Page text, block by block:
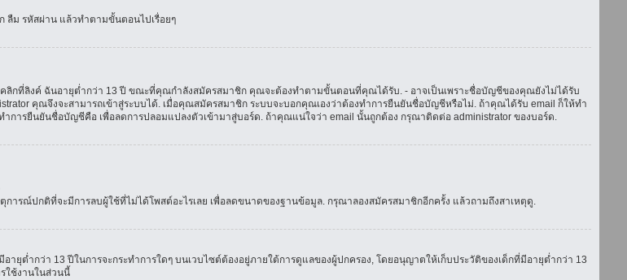
ลืม รหัสผ่าน แล้วทำตามขั้นตอนไปเรื่อยๆ
ลิกที่ลิงค์ ฉันอายุต่ำกว่า 13 ปี ขณะที่คุณกำลังสมัครสมาชิก คุณจะต้องทำตามขั้นตอนที่คุณได้รับ. - อาจเป็นเพราะชื่อบัญชีของคุณยังไม่ได้รับ
คุณจึงจะสามารถเข้าสู่ระบบได้. เมื่อคุณสมัครสมาชิก ระบบจะบอกคุณเองว่าต้องทำการยืนยันชื่อบัญชีหรือไม่. ถ้าคุณได้รับ email ก็ให้ทำ
ารยืนยันชื่อบัญชีคือ เพื่อลดการปลอมแปลงตัวเข้ามาสู่บอร์ด. ถ้าคุณแน่ใจว่า email นั้นถูกต้อง กรุณาติดต่อ administrator ของบอร์ด.
ารณ์ปกติที่จะมีการลบผู้ใช้ที่ไม่ได้โพสต์อะไรเลย เพื่อลดขนาดของฐานข้อมูล. กรุณาลองสมัครสมาชิกอีกครั้ง แล้วถามถึงสาเหตุดู.
ายุต่ำกว่า 13 ปีในการจะกระทำการใดๆ บนเวบไซต์ต้องอยู่ภายใต้การดูแลของผู้ปกครอง, โดยอนุญาตให้เก็บประวัติของเด็กที่มีอายุต่ำกว่า 13
ใช้งานในส่วนนี้